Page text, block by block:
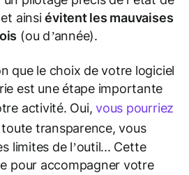
et ainsiévitent les mauvaises
(ou d’année).
que le choix de votre logiciel
est une étape importante
activité. Oui,vous pourriez
toute transparence, vous
limites de l’outil... Cette
pour accompagner votre